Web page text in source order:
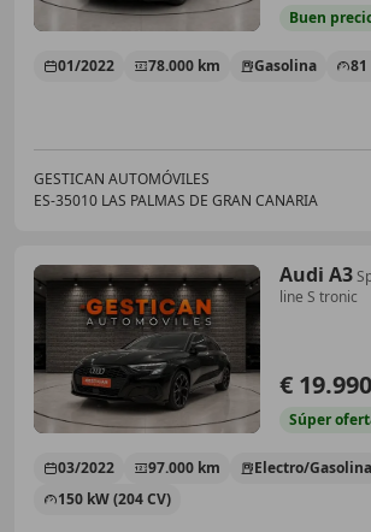
Buen
01/2022 78.000 km Gasolina 81
GESTICAN AUTOMÓVILES
ES-35010 LAS PALMAS DE GRAN CANARIA
Audi A3
line S tronic
€ 19.990
Súper
03/2022 97.000 km
Electro/Gasolina
150 kW (204 CV)